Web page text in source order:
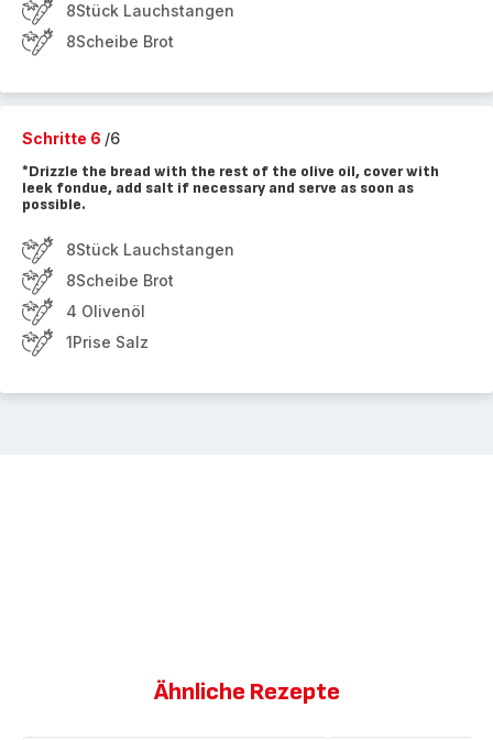
8Stück Lauchstangen
8Scheibe Brot
Schritte 6 /6
*Drizzle the bread with the rest of the olive oil, cover with
leek fondue, add salt if necessary and serve as soon as
possible.
8Stück Lauchstangen
8Scheibe Brot
4 Olivenöl
1Prise Salz
Ähnliche Rezepte